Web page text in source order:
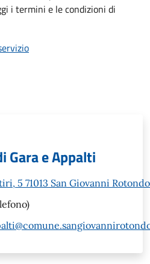
i termini e le condizioni di
Gara e Appalti
5 71013 San Giovanni